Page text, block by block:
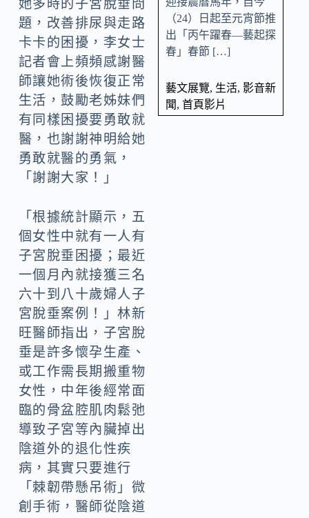
她多時的子宮脫垂問
題，改善排尿與走路
卡卡的困擾，李女士
記者會上頻頻感謝醫
師讓她術後恢復正常
生活，鼓勵老姊妹們
有同樣困擾要勇敢就
醫，也謝謝神明給她
勇敢就醫的勇氣，
「謝謝大家！」
「根據統計顯示，五
個女性中就有一人有
子宮脫垂困擾；最近
一個月內就接獲三名
六十到八十歲婦人子
宮脫垂案例！」林新
旺醫師指出，子宮脫
垂是許多懷孕生產、
或工作需長期搬重物
女性，中年後經常面
臨的骨盆腔肌肉鬆弛
導致子宮等內臟掉出
陰道外的退化性疾
病，其實只要進行
「棘韌帶懸吊術」微
創手術，醫師從陰道
（24）日起至元宵節推
出「丙午躍春—藝起探
春」春節 […]
藝文展覽, 生活, 影音新
聞, 首頁影片